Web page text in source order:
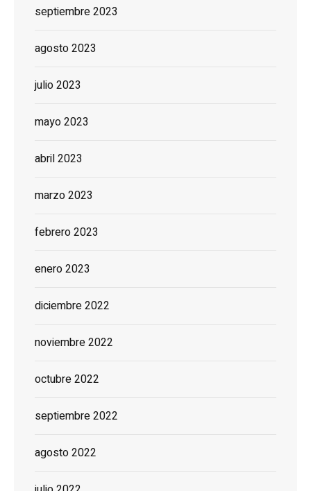
septiembre 2023
agosto 2023
julio 2023
mayo 2023
abril 2023
marzo 2023
febrero 2023
enero 2023
diciembre 2022
noviembre 2022
octubre 2022
septiembre 2022
agosto 2022